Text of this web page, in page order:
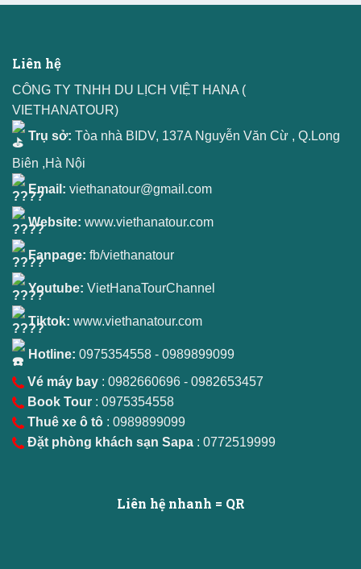
Liên hệ
CÔNG TY TNHH DU LỊCH VIỆT HANA (
VIETHANATOUR)
Trụ sở: Tòa nhà BIDV, 137A Nguyễn Văn Cừ , Q.Long
Biên ,Hà Nội
Email: viethanatour@gmail.com
Website: www.viethanatour.com
Fanpage: fb/viethanatour
Youtube: VietHanaTourChannel
Tiktok: www.viethanatour.com
Hotline: 0975354558 - 0989899099
Vé máy bay : 0982660696 - 0982653457
Book Tour : 0975354558
Thuê xe ô tô : 0989899099
Đặt phòng khách sạn Sapa : 0772519999
Liên hệ nhanh = QR